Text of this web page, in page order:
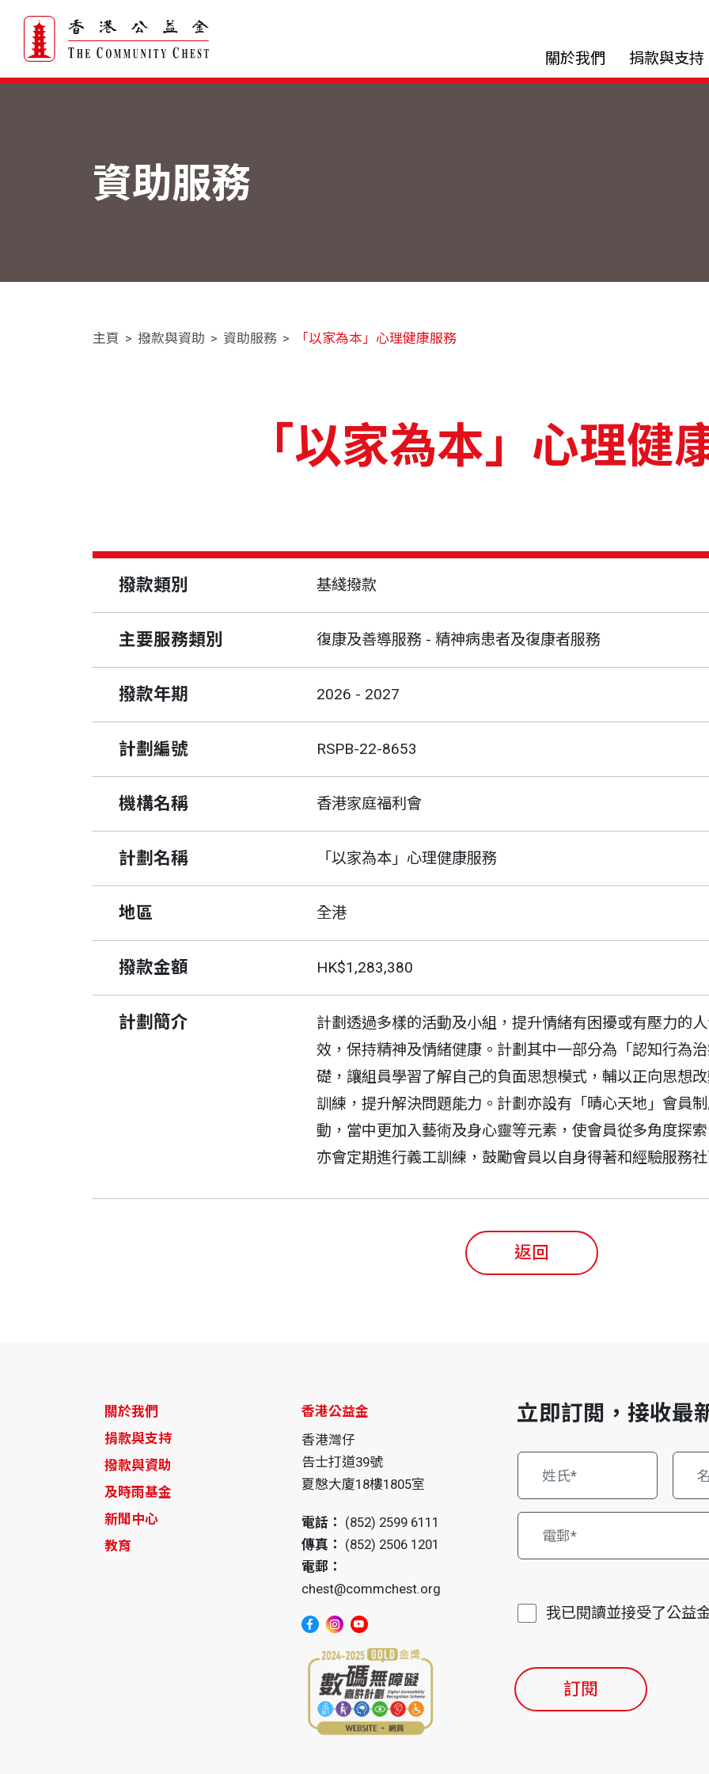
關於我們 捐款與支持
資助服務
主頁 撥款與資助 資助服務 「以家為本」心理健康服務
「以家為本」心理健
撥款類別 基綫撥款
主要服務類別 復康及善導服務 - 精神病患者及復康者服務
撥款年期 2026 - 2027
計劃編號 RSPB-22-8653
機構名稱 香港家庭福利會
計劃名稱 「以家為本」心理健康服務
地區 全港
撥款金額 HK$1,283,380
計劃簡介
計劃透過多樣的活動及小組，提升情緒有困擾或有壓力的
效，保持精神及情緒健康。計劃其中一部分為「認知行為
礎，讓組員學習了解自己的負面思想模式，輔以正向思想
訓練，提升解決問題能力。計劃亦設有「晴心天地」會員
動，當中更加入藝術及身心靈等元素，使會員從多角度探
亦會定期進行義工訓練，鼓勵會員以自身得著和經驗服務
返回
關於我們
捐款與支持
撥款與資助
及時雨基金
新聞中心
教育
香港公益金
香港灣仔
告士打道39號
夏慤大廈18樓1805室
電話： (852) 2599 6111
傳真： (852) 2506 1201
電郵：
chest@commchest.org
立即訂閲，接收最
我已閱讀並接受了公益
訂閱